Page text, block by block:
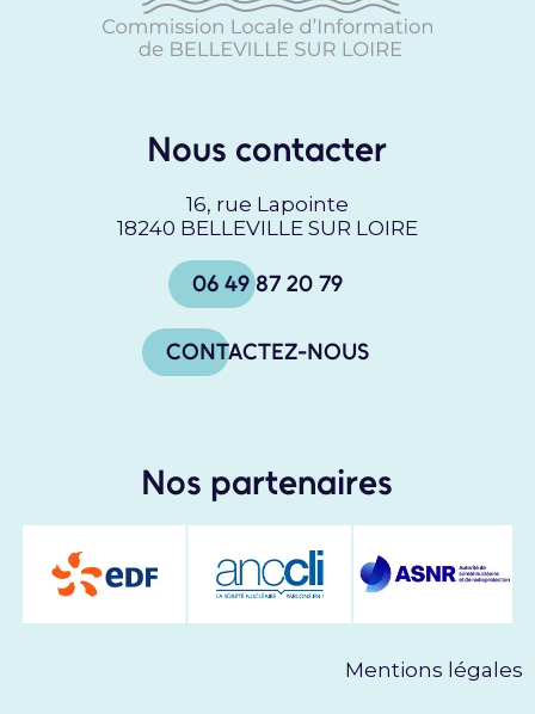
Nous contacter
16, rue Lapointe
18240 BELLEVILLE SUR LOIRE
06 49 87 20 79
CONTACTEZ-NOUS
Nos partenaires
Mentions légales